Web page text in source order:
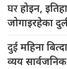
घरहोइन,
जोगाइरहेका
दुईमहिना
व्यय सार्वजनिक